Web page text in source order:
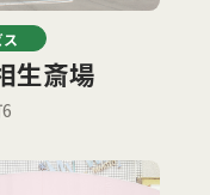
生斎場